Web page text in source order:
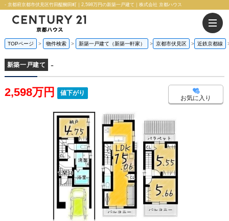
- 京都府京都市伏見区竹田醍醐田町｜2,598万円の新築一戸建て｜株式会社 京都ハウス
TOPページ 物件検索 新築一戸建て（新築一軒家） 京都市伏見区 近鉄京都線
新築一戸建て -
2,598万円 値下がり
お気に入り